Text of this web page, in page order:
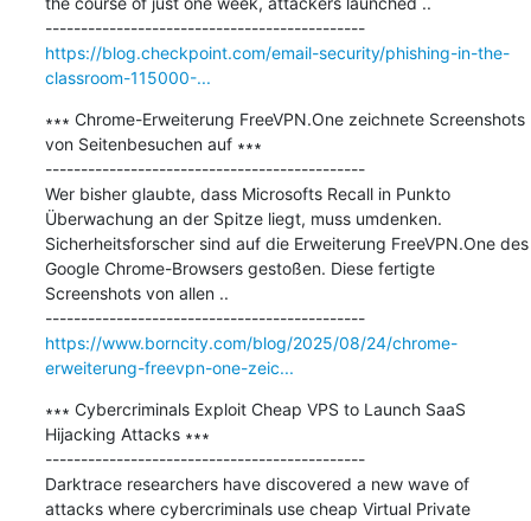
---------------------------------------------
https://blog.checkpoint.com/email-security/phishing-in-the-
classroom-115000-...
∗∗∗ Chrome-Erweiterung FreeVPN.One zeichnete Screenshots
von Seitenbesuchen auf ∗∗∗
---------------------------------------------
Wer bisher glaubte, dass Microsofts Recall in Punkto
Überwachung an der Spitze liegt, muss umdenken.
Sicherheitsforscher sind auf die Erweiterung FreeVPN.One des
Google Chrome-Browsers gestoßen. Diese fertigte
Screenshots von allen ..
---------------------------------------------
https://www.borncity.com/blog/2025/08/24/chrome-
erweiterung-freevpn-one-zeic...
∗∗∗ Cybercriminals Exploit Cheap VPS to Launch SaaS
Hijacking Attacks ∗∗∗
---------------------------------------------
Darktrace researchers have discovered a new wave of
attacks where cybercriminals use cheap Virtual Private